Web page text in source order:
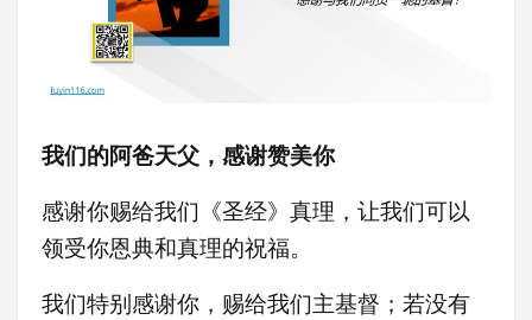
我们的阿爸天父，感谢赞美你
感谢你赐给我们《圣经》真理，让我们可以
领受你恩典和真理的祝福。
我们特别感谢你，赐给我们主基督；若没有